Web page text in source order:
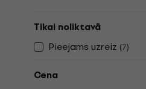
Tikai noliktavā
Pieejams uzreiz (7)
Cena